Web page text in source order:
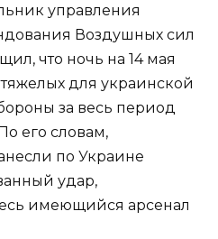
управления
Воздушных сил
что ночь на 14 мая
для украинской
за весь период
его словам,
по Украине
удар,
имеющийся арсенал